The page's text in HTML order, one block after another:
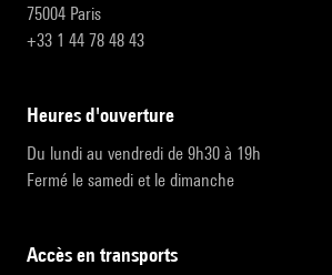
75004 Paris
+33 1 44 78 48 43
heures d'ouverture
Du lundi au vendredi de 9h30 à 19h
Fermé le samedi et le dimanche
accès en transports